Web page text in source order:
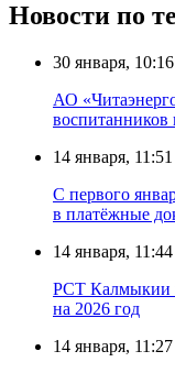
Новости по
30 января, 10:16
АО
14 января, 11:51
С первого
в платёжные
14 января, 11:44
РСТ Калмыкии
на 2026 год
14 января, 11:27